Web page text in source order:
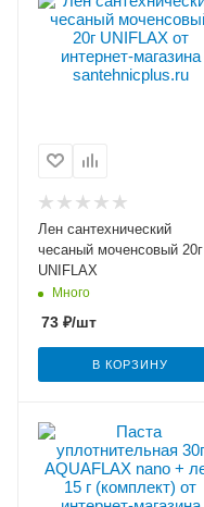
Лен сантехнический
чесаный моченсовый 20г
UNIFLAX
Много
73 ₽/шт
В КОРЗИНУ